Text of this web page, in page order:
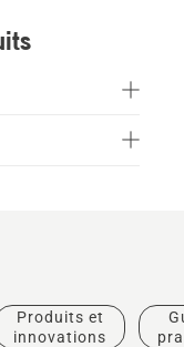
Produits et
innovations